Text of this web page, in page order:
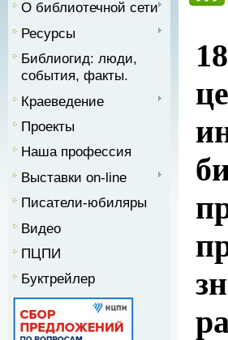
О библиотечной сети
Ресурсы
Библиогид: люди,
события, факты.
Краеведение
Проекты
Наша профессия
Выставки on-line
Писатели-юбиляры
Видео
ПЦПИ
Буктрейлер